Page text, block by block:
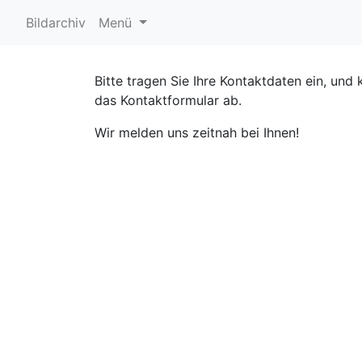
Bildarchiv Menü
Bitte tragen Sie Ihre Kontaktdaten ein, und
das Kontaktformular ab.
Wir melden uns zeitnah bei Ihnen!